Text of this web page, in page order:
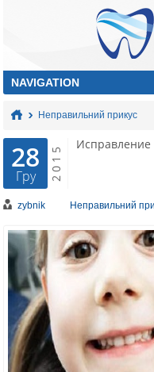
Неправильний прикус
28
Гру 2015 Исправление
zybnik Неправильний